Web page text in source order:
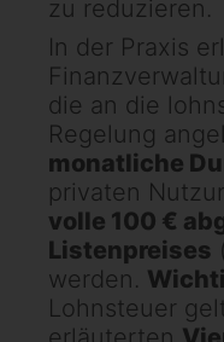
zu reduzieren.
In der Praxis
die an die
Regelung
monatliche
privaten
volle 100 €
Listenpreises
werden.
Lohnsteuer